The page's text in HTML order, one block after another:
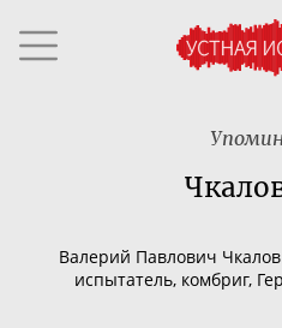
Валерий Павлович
испытатель, комбриг,